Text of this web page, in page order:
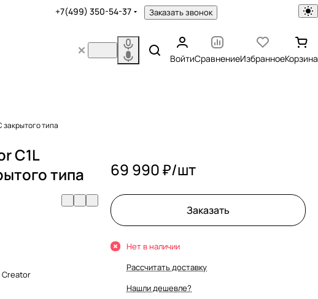
+7(499) 350-54-37 Заказать звонок
ВойтиСравнениеИзбранноеКорзина
типа
C1L
типа
Creator
69 990 ₽/шт
Заказать
Нет в наличии
Рассчитать доставку
Нашли дешевле?